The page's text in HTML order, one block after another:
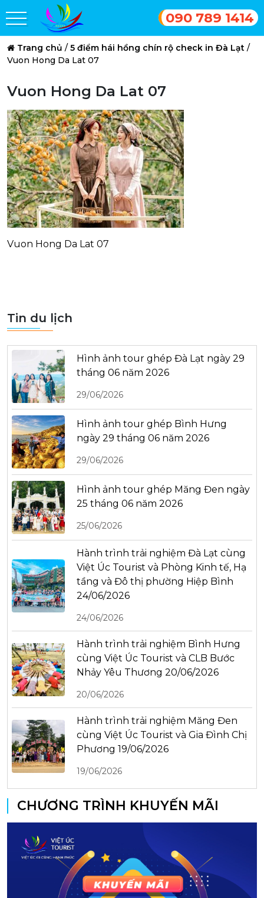
090 789 1414
Trang chủ / 5 điểm hái hồng chín rộ check in Đà Lạt /
Vuon Hong Da Lat 07
Vuon Hong Da Lat 07
Vuon Hong Da Lat 07
Tin du lịch
Hình ảnh tour ghép Đà Lạt ngày 29
tháng 06 năm 2026
29/06/2026
Hình ảnh tour ghép Bình Hưng
ngày 29 tháng 06 năm 2026
29/06/2026
Hình ảnh tour ghép Măng Đen ngày
25 tháng 06 năm 2026
25/06/2026
Hành trình trải nghiệm Đà Lạt cùng
Việt Úc Tourist và Phòng Kinh tế, Hạ
tầng và Đô thị phường Hiệp Bình
24/06/2026
24/06/2026
Hành trình trải nghiệm Bình Hưng
cùng Việt Úc Tourist và CLB Bước
Nhảy Yêu Thương 20/06/2026
20/06/2026
Hành trình trải nghiệm Măng Đen
cùng Việt Úc Tourist và Gia Đình Chị
Phương 19/06/2026
19/06/2026
CHƯƠNG TRÌNH KHUYẾN MÃI